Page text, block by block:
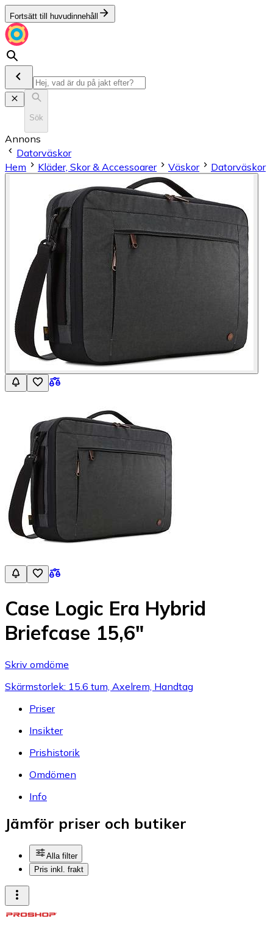
Fortsätt till huvudinnehåll
Sök
Annons
Datorväskor
Hem
Kläder, Skor & Accessoarer Väskor Datorväskor
Case Logic Era Hybrid
Briefcase 15,6"
Skriv omdöme
Skärmstorlek: 15.6 tum, Axelrem, Handtag
Priser
Insikter
Prishistorik
Omdömen
Info
Jämför priser och butiker
Alla filter
Pris inkl. frakt